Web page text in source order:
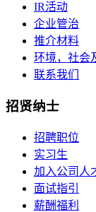
IR活动
企业管治
推介材料
环境，社会
联系我们
招贤纳士
招聘职位
实习生
加入公司人
面试指引
薪酬福利